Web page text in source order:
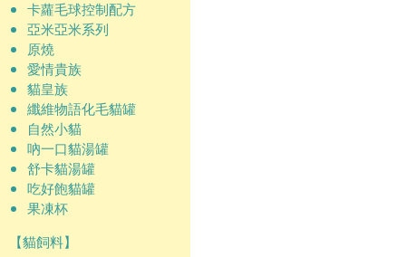
卡蘿毛球控制配方
亞米亞米系列
原燒
愛情貴族
貓皇族
纖維物語化毛貓罐
自然小貓
吶一口貓湯罐
舒卡貓湯罐
吃好飽貓罐
果凍杯
【貓飼料】